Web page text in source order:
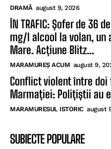
DRAMĂ august 9, 2026
ÎN TRAFIC: Șofer de 36
mg/l alcool la volan, un
Mare. Acțiune Blitz...
MARAMUREȘ ACUM august 9,
Conflict violent între
Marmației: Polițiștii au
MARAMURESUL ISTORIC august
SUBIECTE POPULARE